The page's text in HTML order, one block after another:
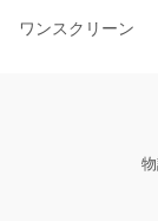
ワンスクリーン